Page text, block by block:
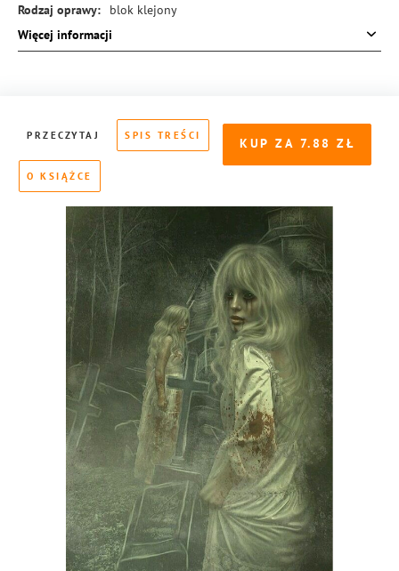
Rodzaj oprawy:
blok klejony
ISBN:
978-83-8155-255-4
Więcej informacji
KUP ZA 7.88
PRZECZYTAJ SPIS TREŚCI
O KSIĄŻCE